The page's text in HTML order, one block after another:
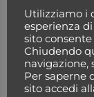
LEGGI TUTTO
Seleziona
Utilizziamo i
esperienza
sito
Chiudendo
navigazione,
Per saperne
sito accedi